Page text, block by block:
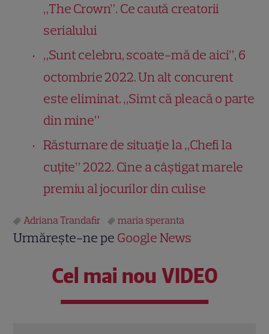
„The Crown”. Ce caută creatorii
serialului
„Sunt celebru, scoate-mă de aici”, 6
octombrie 2022. Un alt concurent
este eliminat. „Simt că pleacă o parte
din mine”
Răsturnare de situație la „Chefi la
cuțite” 2022. Cine a câștigat marele
premiu al jocurilor din culise
Adriana Trandafir maria speranta
Urmărește-ne pe Google News
Cel mai nou VIDEO